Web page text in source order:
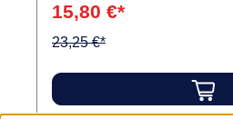
15,80 €*
23,25 €*